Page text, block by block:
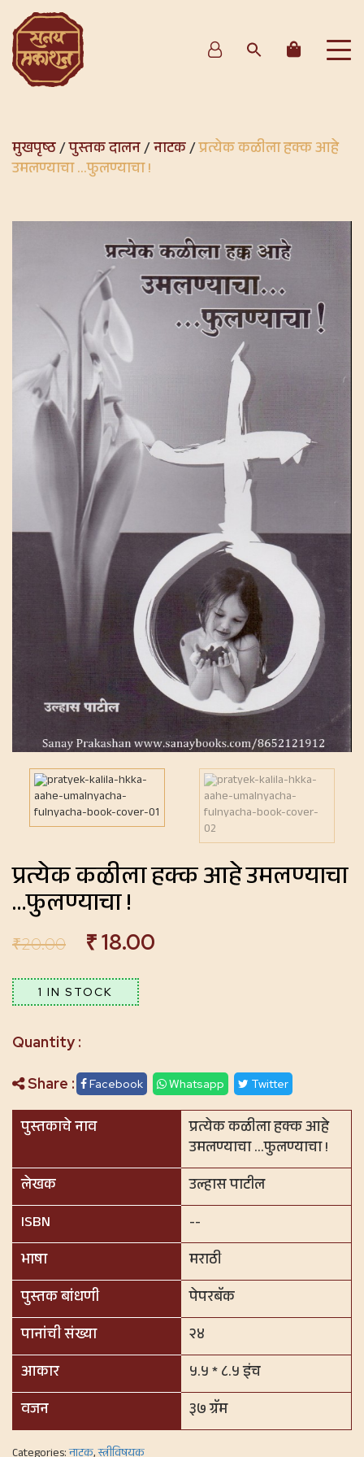
मुखपृष्ठ/पुस्तक दालन/नाटक/प्रत्येक कळीला हक्क आहे
उमलण्याचा …फुलण्याचा !
प्रत्येक कळीला हक्क आहे उमलण्याचा
…फुलण्याचा !
₹20.00 ₹18.00
1 IN STOCK
Share : Facebook Whatsapp Twitter
पुस्तकाचे नाव
प्रत्येक कळीला हक्क आहे
उमलण्याचा …फुलण्याचा !
लेखक
उल्हास पाटील
ISBN
--
भाषा
मराठी
पुस्तक बांधणी
पेपरबॅक
पानांची संख्या
२४
आकार
५.५ * ८.५ इंच
वजन
३७ ग्रॅम